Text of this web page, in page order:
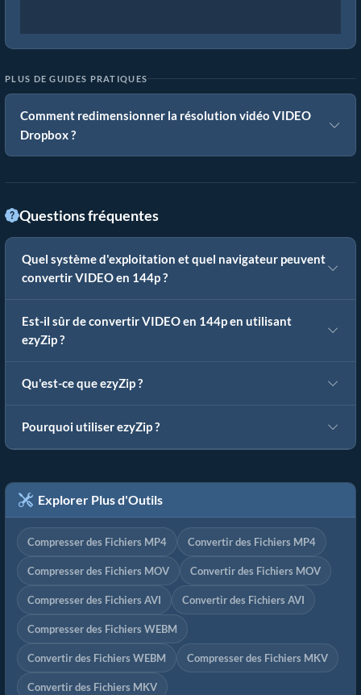
PLUS DE GUIDES PRATIQUES
Comment redimensionner la résolution vidéo VIDEO
Dropbox ?
Questions fréquentes
Quel système d'exploitation et quel navigateur peuvent
convertir VIDEO en 144p ?
Est-il sûr de convertir VIDEO en 144p en utilisant
ezyZip ?
Qu'est-ce que ezyZip ?
Pourquoi utiliser ezyZip ?
Explorer Plus d'Outils
Compresser des Fichiers MP4 Convertir des Fichiers MP4
Compresser des Fichiers MOV Convertir des Fichiers MOV
Compresser des Fichiers AVI Convertir des Fichiers AVI
Compresser des Fichiers WEBM
Convertir des Fichiers WEBM Compresser des Fichiers MKV
Convertir des Fichiers MKV